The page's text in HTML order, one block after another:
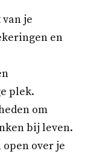
je
en
plek.
om
bij leven.
open over je